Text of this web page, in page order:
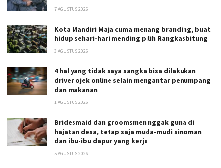
7 AGUSTUS 2026
Kota Mandiri Maja cuma menang branding, buat
hidup sehari-hari mending pilih Rangkasbitung
3 AGUSTUS 2026
4 hal yang tidak saya sangka bisa dilakukan
driver ojek online selain mengantar penumpang
dan makanan
1 AGUSTUS 2026
Bridesmaid dan groomsmen nggak guna di
hajatan desa, tetap saja muda-mudi sinoman
dan ibu-ibu dapur yang kerja
5 AGUSTUS 2026